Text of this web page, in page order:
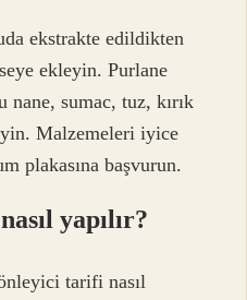
ekstrakte edildikten
ekleyin. Purlane
sumac, tuz, kırık
Malzemeleri iyice
plakasına başvurun.
yapılır?
tarifi nasıl